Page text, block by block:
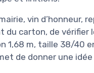
vin d’honneur,
carton, de vérifier
m, taille 38/40
de donner une